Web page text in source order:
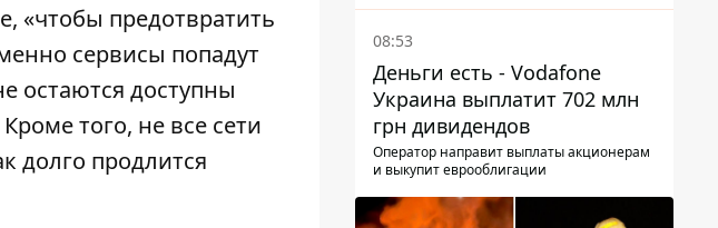
«чтобы предотвратить
сервисы попадут
остаются доступны
того, не все сети
долго продлится
08:53
Деньги есть - Vodafone
Украина выплатит 702 млн
грн дивидендов
Оператор направит выплаты акционерам
и выкупит еврооблигации